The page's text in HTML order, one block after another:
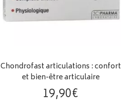
Chondrofast articulations : confort
et bien-être articulaire
19,90€